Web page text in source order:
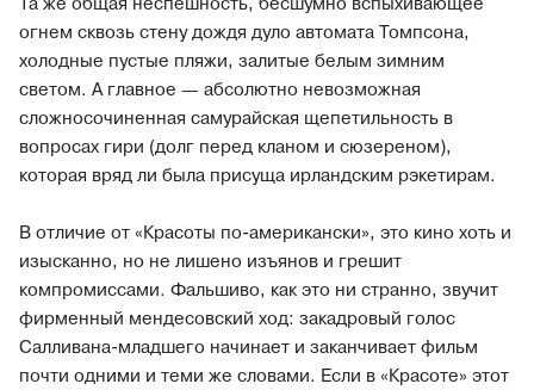
огнем сквозь стену дождя дуло автомата Томпсона,
холодные пустые пляжи, залитые белым зимним
светом. А главное — абсолютно невозможная
сложносочиненная самурайская щепетильность в
вопросах гири (долг перед кланом и сюзереном),
которая вряд ли была присуща ирландским рэкетирам.
В отличие от «Красоты по-американски», это кино хоть и
изысканно, но не лишено изъянов и грешит
компромиссами. Фальшиво, как это ни странно, звучит
фирменный мендесовский ход: закадровый голос
Салливана-младшего начинает и заканчивает фильм
почти одними и теми же словами. Если в «Красоте» этот